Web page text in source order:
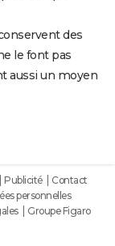
des
le font pas
aussi un moyen
Publicité
Contact
personnelles
Groupe Figaro